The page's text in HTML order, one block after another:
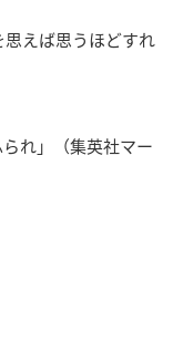
えば思うほどすれ
れ」（集英社マー